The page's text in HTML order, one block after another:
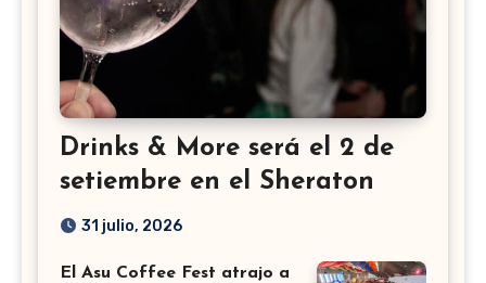
Drinks & More será el 2 de
setiembre en el Sheraton
31 julio, 2026
El Asu Coffee Fest atrajo a